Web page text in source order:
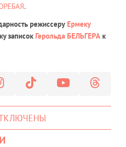
.
режиссеру Ермеку
записок Герольда БЕЛЬГЕРА к